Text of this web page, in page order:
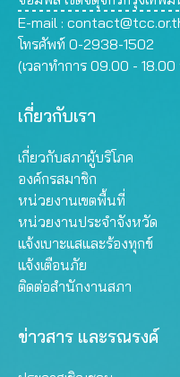
E-mail :
โทรศัพท์ 0-2938-1502
(เวลาทำการ 09.00 - 18.00
เกี่ยวกับเรา
เกี่ยวกับสภาผู้บริโภค
องค์กรสมาชิก
หน่วยงานเขตพื้นที่
หน่วยงานประจำจังหวัด
แจ้งเบาะแสและร้องทุกข์
แจ้งเตือนภัย
ติดต่อสำนักงานสภา
ข่าวสาร และรณรงค์